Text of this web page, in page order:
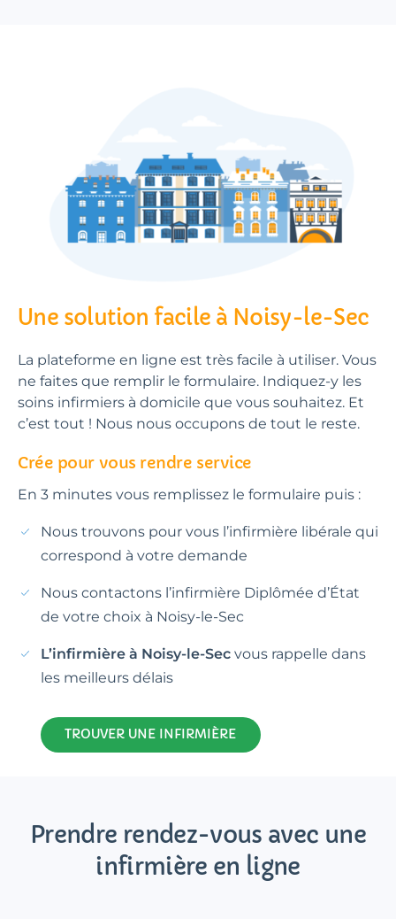
Une solution facile à Noisy-le-Sec
La plateforme en ligne est très facile à utiliser. Vous
ne faites que remplir le formulaire. Indiquez-y les
soins infirmiers à domicile que vous souhaitez. Et
c’est tout ! Nous nous occupons de tout le reste.
Crée pour vous rendre service
En 3 minutes vous remplissez le formulaire puis :
Nous trouvons pour vous l’infirmière libérale qui
correspond à votre demande
Nous contactons l’infirmière Diplômée d’État
de votre choix à Noisy-le-Sec
L’infirmière à Noisy-le-Sec vous rappelle dans
les meilleurs délais
TROUVER UNE INFIRMIÈRE
Prendre rendez-vous avec une
infirmière en ligne